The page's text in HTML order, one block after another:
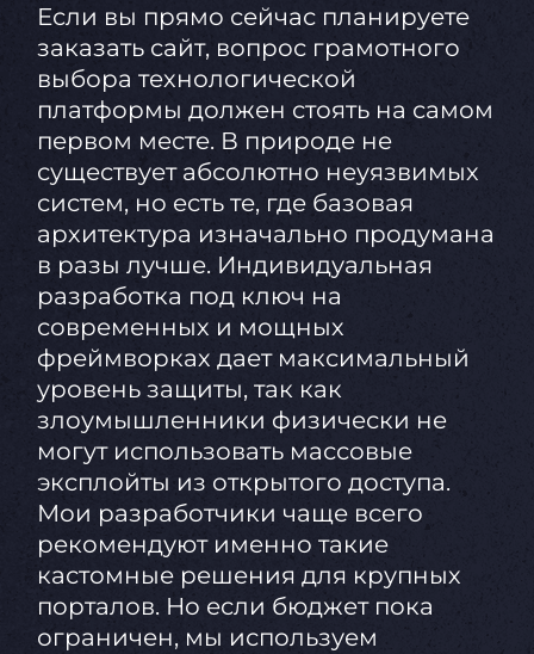
Если вы прямо сейчас планируете
заказать сайт, вопрос грамотного
выбора технологической
платформы должен стоять на самом
первом месте. В природе не
существует абсолютно неуязвимых
систем, но есть те, где базовая
архитектура изначально продумана
в разы лучше. Индивидуальная
разработка под ключ на
современных и мощных
фреймворках дает максимальный
уровень защиты, так как
злоумышленники физически не
могут использовать массовые
эксплойты из открытого доступа.
Мои разработчики чаще всего
рекомендуют именно такие
кастомные решения для крупных
порталов. Но если бюджет пока
ограничен, мы используем